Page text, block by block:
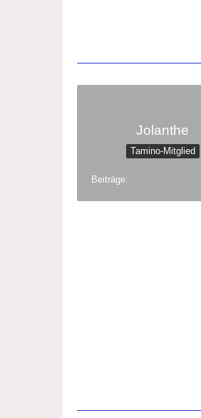
Jolanthe
Tamino-Mitglied
Beiträge